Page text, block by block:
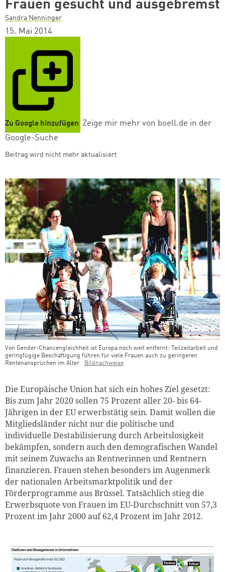
Frauen gesucht und ausgebremst
Sandra Nenninger
15. Mai 2014
Zu Google hinzufügen Zeige mir mehr von boell.de in der
Google-Suche
Beitrag wird nicht mehr aktualisiert
Von Gender-Chancengleichheit ist Europa noch weit entfernt: Teilzeitarbeit und
geringfügige Beschäftigung führen für viele Frauen auch zu geringeren
Rentenansprüchen im Alter
Bildnachweise
Die Europäische Union hat sich ein hohes Ziel gesetzt:
Bis zum Jahr 2020 sollen 75 Prozent aller 20- bis 64-
Jährigen in der EU erwerbstätig sein. Damit wollen die
Mitgliedsländer nicht nur die politische und
individuelle Destabilisierung durch Arbeitslosigkeit
bekämpfen, sondern auch den demografischen Wandel
mit seinem Zuwachs an Rentnerinnen und Rentnern
finanzieren. Frauen stehen besonders im Augenmerk
der nationalen Arbeitsmarktpolitik und der
Förderprogramme aus Brüssel. Tatsächlich stieg die
Erwerbsquote von Frauen im EU-Durchschnitt von 57,3
Prozent im Jahr 2000 auf 62,4 Prozent im Jahr 2012.